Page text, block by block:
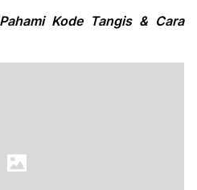
Kode Tangis & Cara